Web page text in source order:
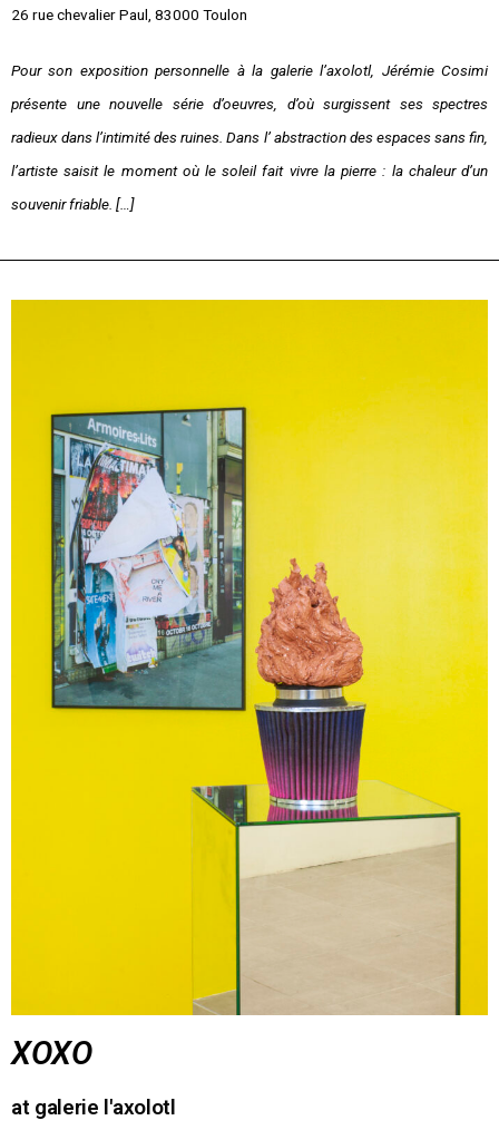
26 rue chevalier Paul, 83000 Toulon
Pour son exposition personnelle à la galerie l’axolotl, Jérémie Cosimi
présente une nouvelle série d’oeuvres, d’où surgissent ses spectres
radieux dans l’intimité des ruines. Dans l’ abstraction des espaces sans fin,
l’artiste saisit le moment où le soleil fait vivre la pierre : la chaleur d’un
souvenir friable. […]
XOXO
at galerie l'axolotl